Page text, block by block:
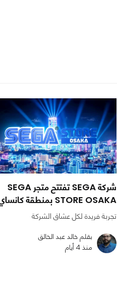
شركة SEGA تفتتح متجر SEGA
STORE OSAKA بمنطقة كانساي
تجربة فريدة لكل عشاق الشركة
بقلم خالد عبد الخالق
منذ 4 أيام